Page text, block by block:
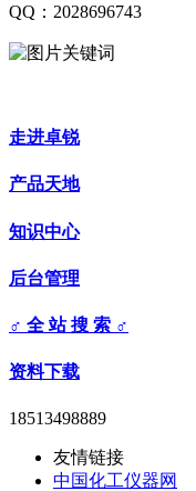
QQ：2028696743
走进卓锐
产品天地
知识中心
后台管理
♂ 全 站 搜 索 ♂
资料下载
18513498889
友情链接
中国化工仪器网